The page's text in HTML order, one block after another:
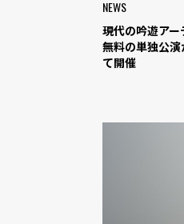
NEWS
現代の吟遊ア
無料の単独公演
て開催